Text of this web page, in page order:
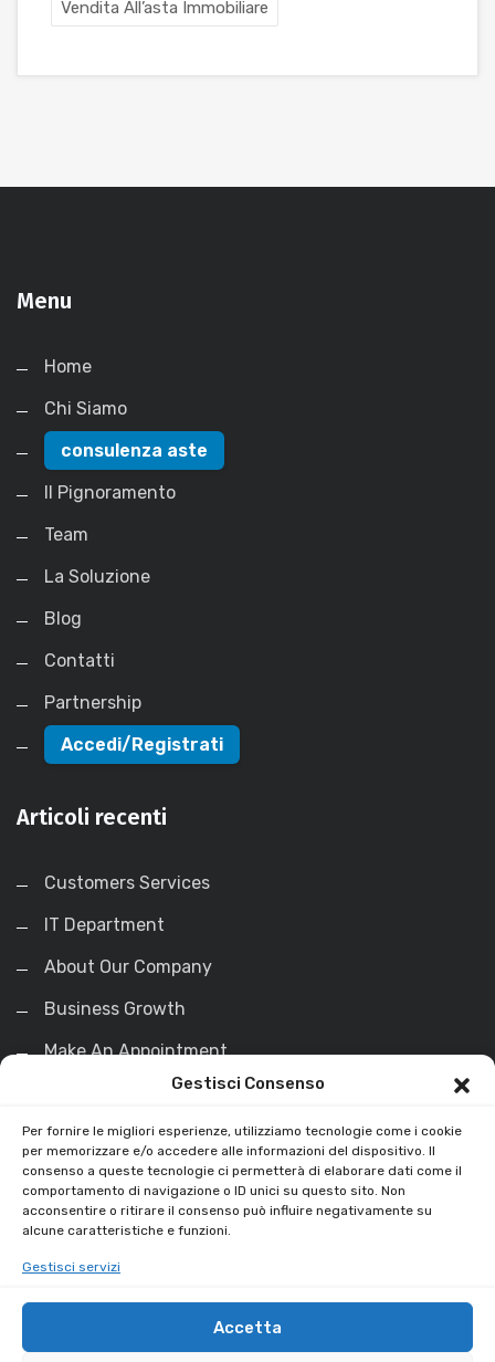
Gestisci Consenso
Per fornire le migliori esperienze, utilizziamo tecnologie come i cookie
per memorizzare e/o accedere alle informazioni del dispositivo. Il
consenso a queste tecnologie ci permetterà di elaborare dati come il
comportamento di navigazione o ID unici su questo sito. Non
acconsentire o ritirare il consenso può influire negativamente su
alcune caratteristiche e funzioni.
Gestisci servizi
Accetta
Vendita All’asta Immobiliare
Menu
Home
Chi Siamo
consulenza aste
Il Pignoramento
Team
La Soluzione
Blog
Contatti
Partnership
Accedi/Registrati
Articoli recenti
Customers Services
IT Department
About Our Company
Business Growth
Make An Appointment
La Soluzione
Esaminiamo il tuo debito
Valutiamo il tuo Immobile
Saldiamo il tuo debito e non solo
Acquistiamo l’immobile
La soluzione al Pignoramento Immobiliare in 30
Giorni